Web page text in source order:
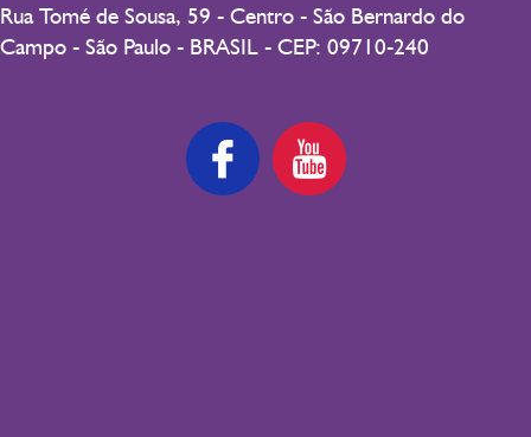
Rua Tomé de Sousa, 59 - Centro - São Bernardo do
Campo - São Paulo - BRASIL - CEP: 09710-240